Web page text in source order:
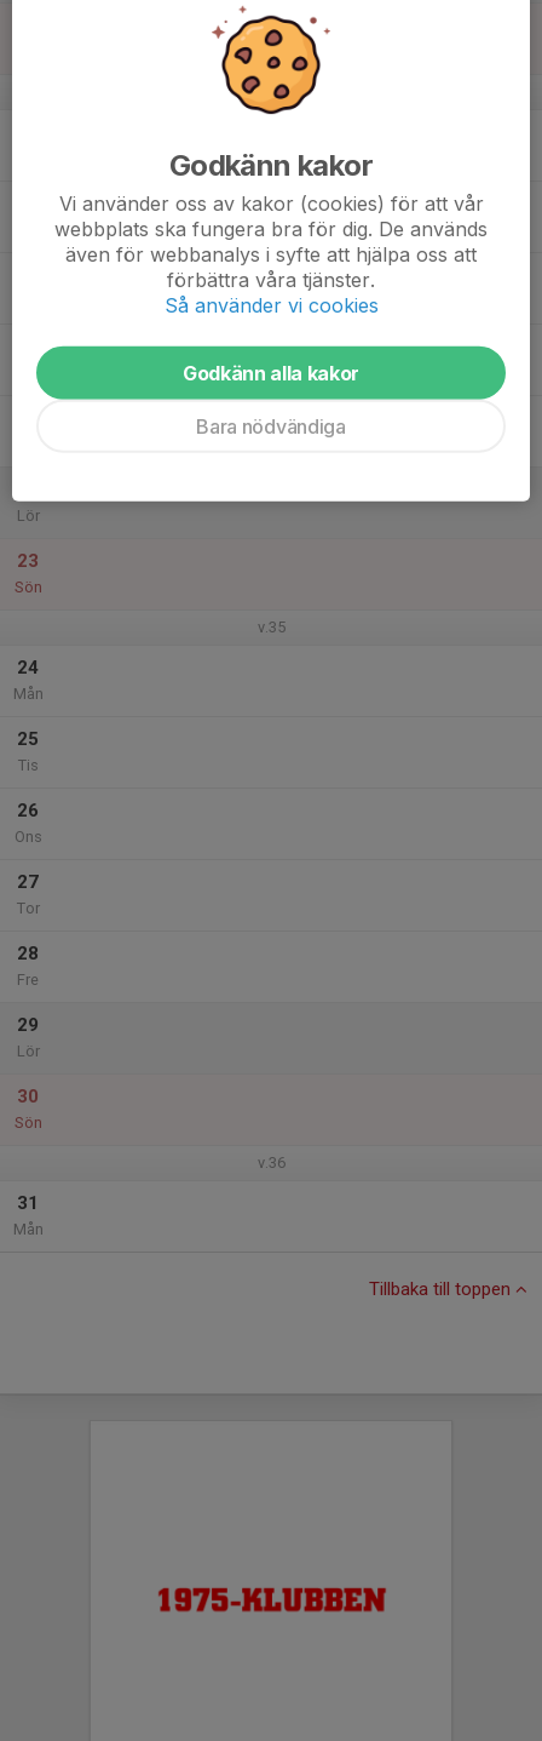
v.34
18:30
20:00
Sommarträning
Pilängshallen, Lomma
Sommarträning
Nya Karstorpshallen, Lomma
Tor
Lör
23
Sön
v.35
24
Mån
25
Tis
26
Ons
27
Tor
28
Fre
29
Lör
30
Sön
v.36
31
Mån
Tillbaka till toppen
Godkänn kakor
Vi använder oss av kakor (cookies) för att vår
webbplats ska fungera bra för dig. De används
även för webbanalys i syfte att hjälpa oss att
förbättra våra tjänster.
Så använder vi cookies
Godkänn alla kakor
Bara nödvändiga